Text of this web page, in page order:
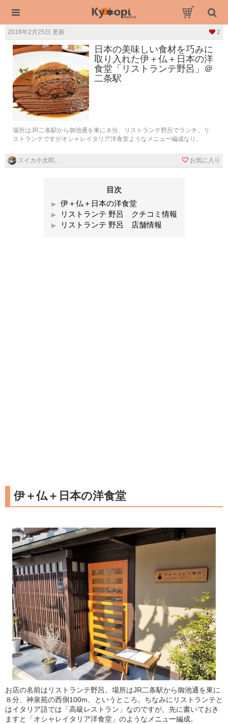
2018年2月25日 更新 2
日本の美味しい食材を巧みに
取り入れた伊＋仏＋日本の洋
食堂「リストランテ野呂」＠
二条駅
場所はJR二条駅から御池通を東に８分、リストランテ野呂でランチ。リ
ストランテですがオシャレイタリア洋食堂ようなメニュー編成なり。
スイカ小太郎。 お気に入り
目次
伊＋仏＋日本の洋食堂
リストランテ 野呂 クチコミ情報
リストランテ 野呂 店舗情報
伊＋仏＋日本の洋食堂
お店の名前はリストランテ野呂。場所はJR二条駅から御池通を東に
８分、神泉苑の西側100m、というところ。ちなみにリストランテと
はイタリア語では「高級レストラン」なのですが、先に書いておき
ますと「オシャレイタリア洋食堂」のようなメニュー編成。